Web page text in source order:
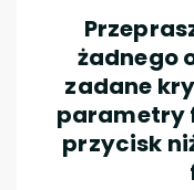
żadnego
zadane
parametry
przycisk